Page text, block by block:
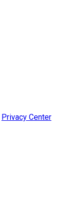
Privacy Center